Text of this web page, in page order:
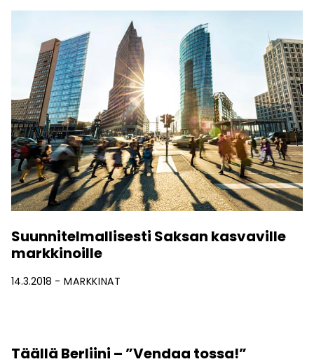
Suunnitelmallisesti Saksan kasvaville
markkinoille
14.3.2018 MARKKINAT
Täällä Berliini – ”Vendaa tossa!”